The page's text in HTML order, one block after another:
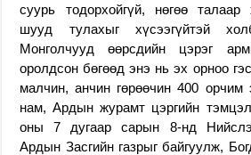
суурь тодорхойгүй, нөгөө
шууд тулахыг хүсээгүйтэй
Монголчууд өөрсдийн цэрэг
оролдсон бөгөөд энэ нь эх орноо
малчин, анчин гөрөөчин 400
нам, Ардын журамт цэргийн
оны 7 дугаар сарын 8-нд
Ардын Засгийн газрыг байгуулж,